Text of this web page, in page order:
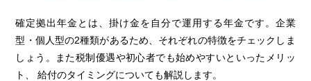
確定拠出年金とは、掛け金を自分で運用する年金です。企業
型・個人型の2種類があるため、それぞれの特徴をチェックしま
しょう。また税制優遇や初心者でも始めやすいといったメリッ
ト、 給付のタイミングについても解説します。